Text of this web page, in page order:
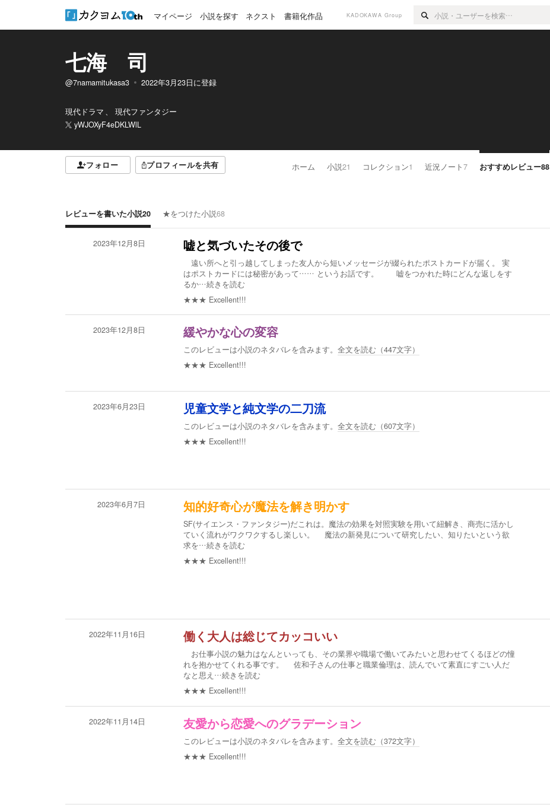
マイページ 小説を探す ネクスト 書籍化作品 KADOKAWA Group
七海 司
@7namamitukasa3 2022年3月23日に登録
現代ドラマ
現代ファンタジー
yWJOXyF4eDKLWlL
フォロー プロフィールを共有 ホーム 小説21 コレクション1 近況ノート7 おすすめレビュー88
レビューを書いた小説20 ★をつけた小説68
2023年12月8日 嘘と気づいたその後で
遠い所へと引っ越してしまった友人から短いメッセージが綴られたポストカードが届く。 実
はポストカードには秘密があって…… というお話です。 嘘をつかれた時にどんな返しをす
るか…続きを読む
★★★ Excellent!!!
2023年12月8日 緩やかな心の変容
このレビューは小説のネタバレを含みます。 全文を読む（447文字）
★★★ Excellent!!!
2023年6月23日 児童文学と純文学の二刀流
このレビューは小説のネタバレを含みます。 全文を読む（607文字）
★★★ Excellent!!!
2023年6月7日 知的好奇心が魔法を解き明かす
SF(サイエンス・ファンタジー)だこれは。魔法の効果を対照実験を用いて紐解き、商売に活かし
ていく流れがワクワクするし楽しい。 魔法の新発見について研究したい、知りたいという欲
求を…続きを読む
★★★ Excellent!!!
2022年11月16日 働く大人は総じてカッコいい
お仕事小説の魅力はなんといっても、その業界や職場で働いてみたいと思わせてくるほどの憧
れを抱かせてくれる事です。 佐和子さんの仕事と職業倫理は、読んでいて素直にすごい人だ
なと思え …続きを読む
★★★ Excellent!!!
2022年11月14日 友愛から恋愛へのグラデーション
このレビューは小説のネタバレを含みます。 全文を読む（372文字）
★★★ Excellent!!!